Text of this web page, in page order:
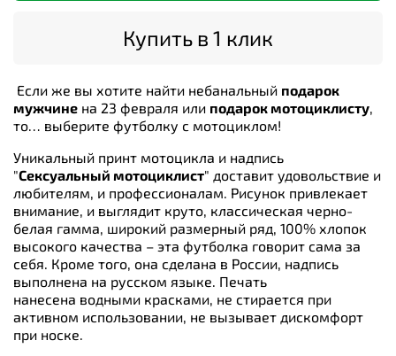
Купить в 1 клик
Если же вы хотите найти небанальный подарок
мужчине на 23 февраля или подарок мотоциклисту,
то… выберите футболку с мотоциклом!
Уникальный принт мотоцикла и надпись
"Сексуальный мотоциклист" доставит удовольствие и
любителям, и профессионалам. Рисунок привлекает
внимание, и выглядит круто, классическая черно-
белая гамма, широкий размерный ряд, 100% хлопок
высокого качества – эта футболка говорит сама за
себя. Кроме того, она сделана в России, надпись
выполнена на русском языке. Печать
нанесена водными красками, не стирается при
активном использовании, не вызывает дискомфорт
при носке.